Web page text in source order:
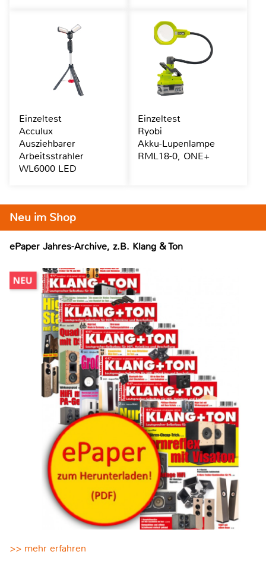
Neu im Shop
ePaper Jahres-Archive, z.B. Klang & Ton
>> mehr erfahren
Einzeltest
Acculux
Ausziehbarer
Arbeitsstrahler
WL6000 LED
Einzeltest
Ryobi
Akku-Lupenlampe
RML18-0, ONE+